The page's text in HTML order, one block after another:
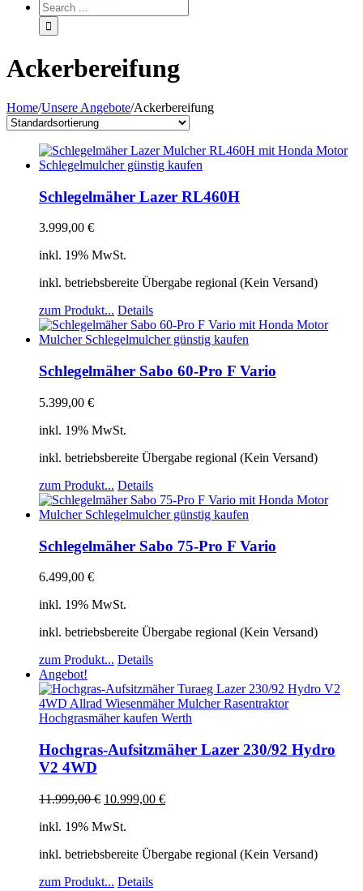
Ackerbereifung
Home/Unsere Angebote/Ackerbereifung
Schlegelmäher Lazer RL460H
3.999,00 €
inkl. 19% MwSt.
inkl. betriebsbereite Übergabe regional (Kein Versand)
zum Produkt... Details
Schlegelmäher Sabo 60-Pro F Vario
5.399,00 €
inkl. 19% MwSt.
inkl. betriebsbereite Übergabe regional (Kein Versand)
zum Produkt... Details
Schlegelmäher Sabo 75-Pro F Vario
6.499,00 €
inkl. 19% MwSt.
inkl. betriebsbereite Übergabe regional (Kein Versand)
zum Produkt... Details
Angebot!
Hochgras-Aufsitzmäher Lazer 230/92 Hydro
V2 4WD
11.999,00€ 10.999,00 €
inkl. 19% MwSt.
inkl. betriebsbereite Übergabe regional (Kein Versand)
zum Produkt... Details